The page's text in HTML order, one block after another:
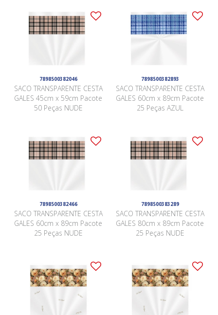
7898500382046
SACO TRANSPARENTE CESTA
GALES 45cm x 59cm Pacote
50 Peças NUDE
7898500382893
SACO TRANSPARENTE CESTA
GALES 60cm x 89cm Pacote
25 Peças AZUL
7898500382466
SACO TRANSPARENTE CESTA
GALES 60cm x 89cm Pacote
25 Peças NUDE
7898500383289
SACO TRANSPARENTE CESTA
GALES 80cm x 89cm Pacote
25 Peças NUDE